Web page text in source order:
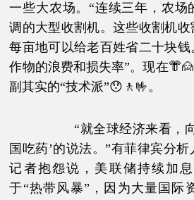
一些大农场。“连续三年，农场
调的大型收割机。这些收割机收
每亩地可以给老百姓省二十块
作物的浪费和损失率”。现在
副其实的“技术派”😯🚶🤟。
“就全球经济来看，向
国吃药’的说法。”有菲律宾分析
记者抱怨说，美联储持续加
于“热带风暴”，因为大量国际